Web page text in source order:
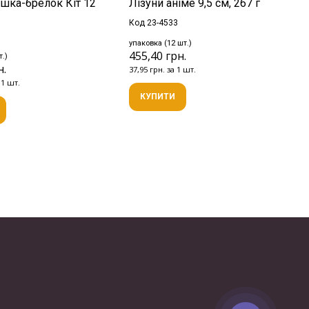
брелок Кіт 12
шт.
Лізуни аніме 9,5 см, 267 г
Код 23-4533
упаковка (12 шт.)
455,40 грн.
37,95 грн. за 1 шт.
КУПИТИ